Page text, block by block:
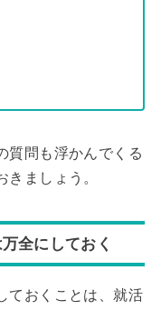
質問も浮かんでくる
ましょう。
全にしておく
ておくことは、就活